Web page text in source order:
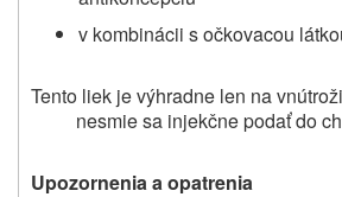
v kombinácii s očkovacou
Tento liek je výhradne len na
nesmie sa injekčne podať do
Upozornenia a opatrenia